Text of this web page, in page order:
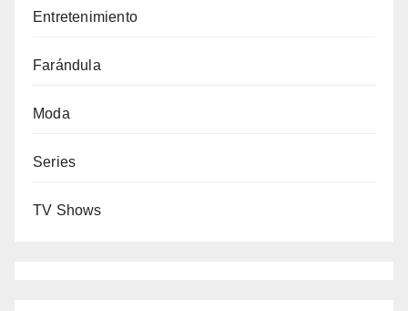
Entretenimiento
Farándula
Moda
Series
TV Shows